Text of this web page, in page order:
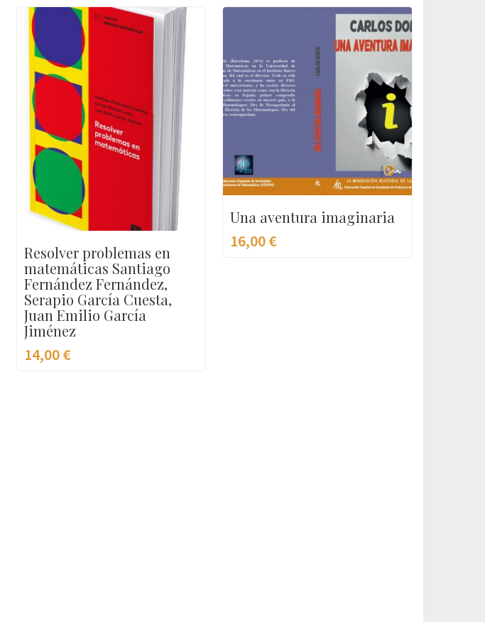
Resolver problemas en
matemáticas Santiago
Fernández Fernández,
Serapio García Cuesta,
Juan Emilio García
Jiménez
14,00€
Una aventura imaginaria
16,00€